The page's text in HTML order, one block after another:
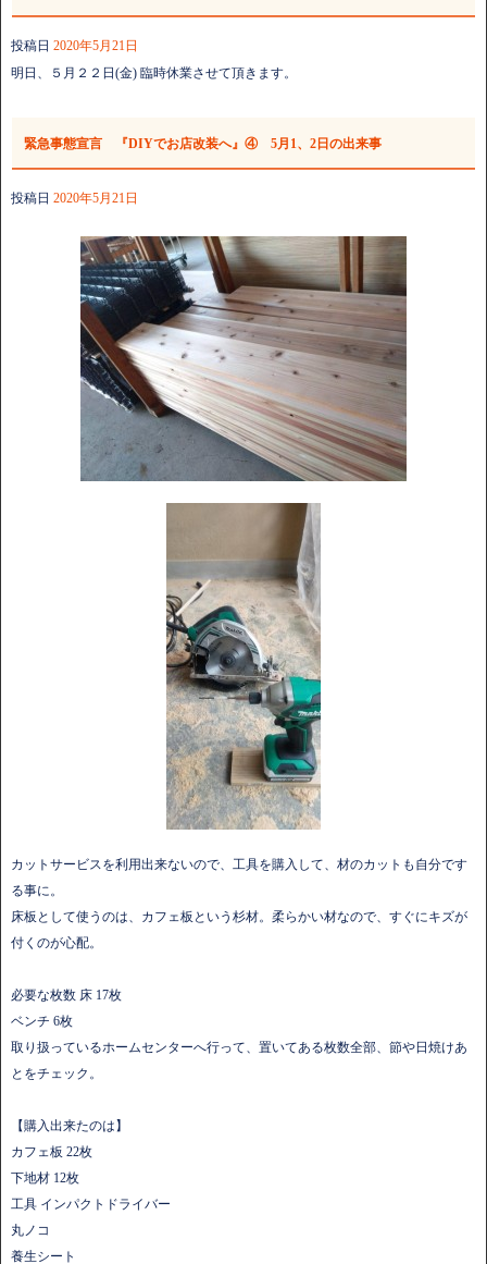
投稿日 2020年5月21日
明日、５月２２日(金) 臨時休業させて頂きます。
緊急事態宣言 『DIYでお店改装へ』④ 5月1、2日の出来事
投稿日 2020年5月21日
カットサービスを利用出来ないので、工具を購入して、材のカットも自分です
る事に。
床板として使うのは、カフェ板という杉材。柔らかい材なので、すぐにキズが
付くのが心配。
必要な枚数 床 17枚
ベンチ 6枚
取り扱っているホームセンターへ行って、置いてある枚数全部、節や日焼けあ
とをチェック。
【購入出来たのは】
カフェ板 22枚
下地材 12枚
工具 インパクトドライバー
丸ノコ
養生シート